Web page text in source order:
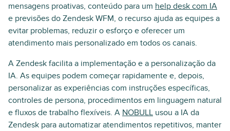
mensagens proativas, conteúdo para um help desk com IA
e previsões do Zendesk WFM, o recurso ajuda as equipes a
evitar problemas, reduzir o esforço e oferecer um
atendimento mais personalizado em todos os canais.
A Zendesk facilita a implementação e a personalização da
IA. As equipes podem começar rapidamente e, depois,
personalizar as experiências com instruções específicas,
controles de persona, procedimentos em linguagem natural
e fluxos de trabalho flexíveis. A NOBULL usou a IA da
Zendesk para automatizar atendimentos repetitivos, manter